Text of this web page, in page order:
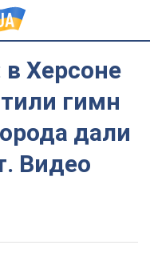
Херсоне
гимн
дали
Видео